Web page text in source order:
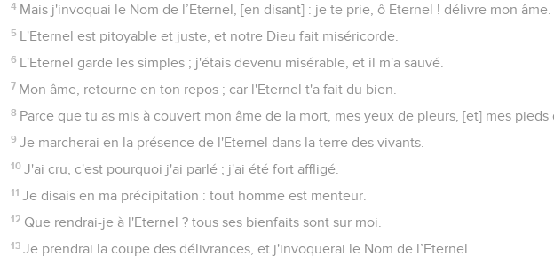
4 Mais j'invoquai le Nom de l’Eternel, [en disant] : je te prie, ô Eternel ! délivre mon âme.
5 L'Eternel est pitoyable et juste, et notre Dieu fait miséricorde.
6 L'Eternel garde les simples ; j'étais devenu misérable, et il m'a sauvé.
7 Mon âme, retourne en ton repos ; car l'Eternel t'a fait du bien.
8 Parce que tu as mis à couvert mon âme de la mort, mes yeux de pleurs, [et] mes pieds
9 Je marcherai en la présence de l'Eternel dans la terre des vivants.
10 J'ai cru, c'est pourquoi j'ai parlé ; j'ai été fort affligé.
11 Je disais en ma précipitation : tout homme est menteur.
12 Que rendrai-je à l'Eternel ? tous ses bienfaits sont sur moi.
13 Je prendrai la coupe des délivrances, et j'invoquerai le Nom de l’Eternel.